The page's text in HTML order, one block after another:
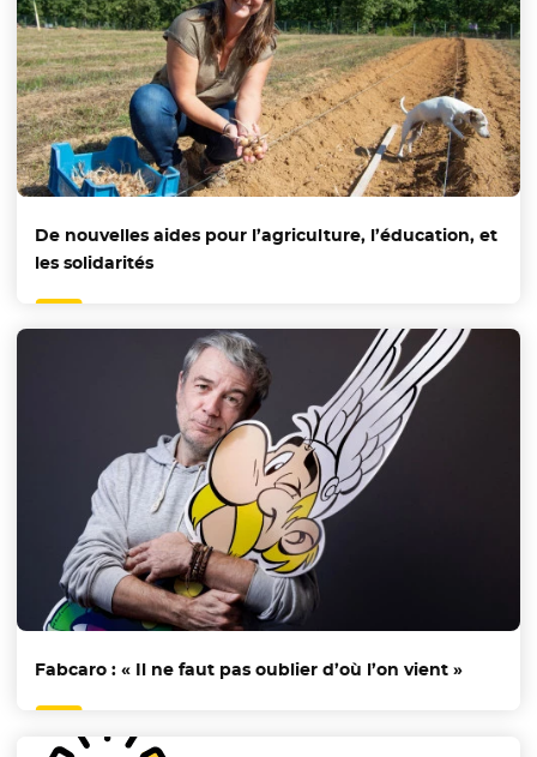
De nouvelles aides pour l’agriculture, l’éducation, et
les solidarités
Fabcaro : « Il ne faut pas oublier d’où l’on vient »